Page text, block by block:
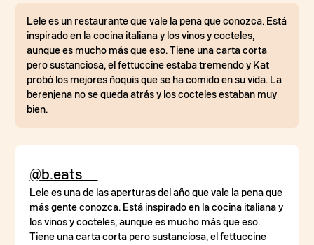
Lele es un restaurante que vale la pena que conozca. Está
inspirado en la cocina italiana y los vinos y cocteles,
aunque es mucho más que eso. Tiene una carta corta
pero sustanciosa, el fettuccine estaba tremendo y Kat
probó los mejores ñoquis que se ha comido en su vida. La
berenjena no se queda atrás y los cocteles estaban muy
bien.
@b.eats__
Lele es una de las aperturas del año que vale la pena que
más gente conozca. Está inspirado en la cocina italiana y
los vinos y cocteles, aunque es mucho más que eso.
Tiene una carta corta pero sustanciosa, el fettuccine